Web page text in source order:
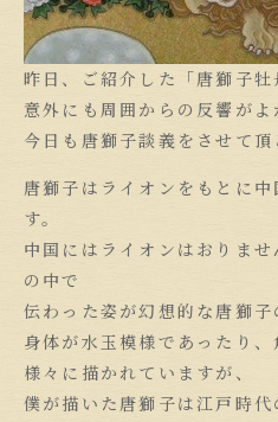
昨日、ご紹介した「唐獅子牡
意外にも周囲からの反響がよ
今日も唐獅子談義をさせて頂
唐獅子はライオンをもとに
す。
中国にはライオンはおりま
の中で
伝わった姿が幻想的な唐獅子
身体が水玉模様であったり、
様々に描かれていますが、
僕が描いた唐獅子は江戸時代